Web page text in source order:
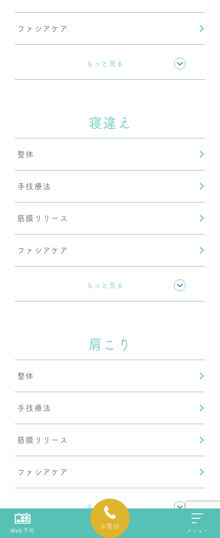
Web予約
お電話
メニュー
ファシアケア
頭蓋骨調整
産後骨盤矯正
もっと見る
寝違え
整体
手技療法
筋膜リリース
ファシアケア
頭蓋骨調整
産後骨盤矯正
もっと見る
肩こり
整体
手技療法
筋膜リリース
ファシアケア
姿勢矯正
もっと見る